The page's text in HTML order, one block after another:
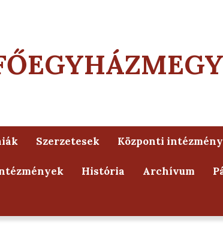
Szerzetesek Központi
História Archívum